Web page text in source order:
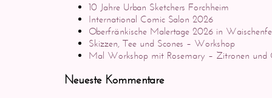
10 Jahre Urban Sketchers Forchheim
International Comic Salon 2026
Oberfränkische Malertage 2026 in
Skizzen, Tee und Scones – Workshop
Mal Workshop mit Rosemary – Zitronen und
Neueste Kommentare